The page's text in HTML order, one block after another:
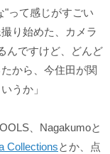
"って感じがすごい
り始めた、カメラ
んですけど、どんど
から、今住田が関
うか」
、Nagakumoと
Collectionsとか、点